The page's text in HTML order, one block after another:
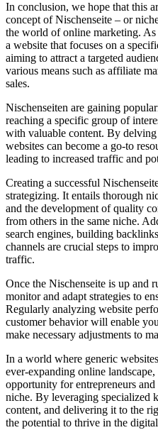
In ⁤conclusion, we hope that this
concept of Nischenseite – or
the ‌world of online‌ marketing. As
a ⁤website that focuses on‌ a
aiming⁢ to attract a targeted
various means such ⁣as‌ affiliate
sales.
Nischenseiten ⁢are gaining
reaching​ a specific group of
with valuable content. By
websites‌ can become a ​go-to⁤
leading to increased traffic and
Creating a successful
strategizing.​ It entails thorough
and the development⁢ of ⁢quality
from others ‌in the same ‍niche.
search engines, building
channels ⁤are crucial steps to
traffic.
Once the Nischenseite ⁣is‍ up and
monitor and adapt⁤ strategies to
Regularly​ analyzing⁢ website
customer behavior will enable
make ⁤necessary adjustments ⁢to
In a‍ world where generic
ever-expanding online
opportunity for entrepreneurs
niche. ‍By leveraging ⁣specialized
content,‍ and ‍delivering it to the
the potential to ‍thrive in the